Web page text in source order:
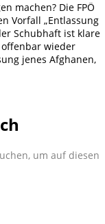
machen? Die FPÖ
Vorfall „Entlassung
Schubhaft ist klare
wieder
jenes Afghanen,
um auf diesen